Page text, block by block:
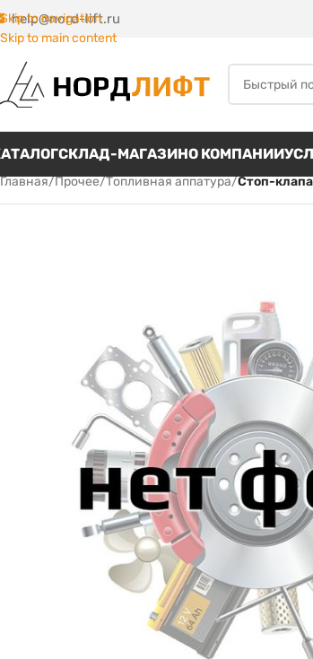
Skip to navigation
Skip to main content
help@nord-lift.ru
СКЛАД-МАГАЗИНО КОМПАНИИ
Главная/Прочее/Топливная аппатура/Стоп-